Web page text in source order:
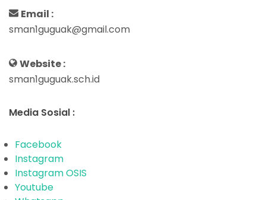
Email :
sman1guguak@gmail.com
Website :
sman1guguak.sch.id
Media Sosial :
Facebook
Instagram
Instagram OSIS
Youtube